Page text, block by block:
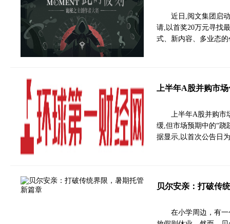
近日,阅文集团启
请,以首奖20万元寻找
式、新内容、多业态
上半年A股并购市
上半年A股并购市
缓,但市场预期中的“跷
据显示,以首次公告日
贝尔安亲：打破传
在小学周边，有